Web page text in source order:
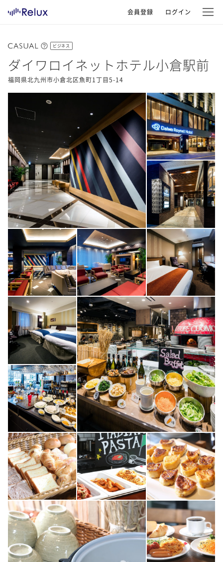
会員登録 ログイン
ビジネス
ダイワロイネットホテル小倉駅前
福岡県北九州市小倉北区魚町1丁目5-14